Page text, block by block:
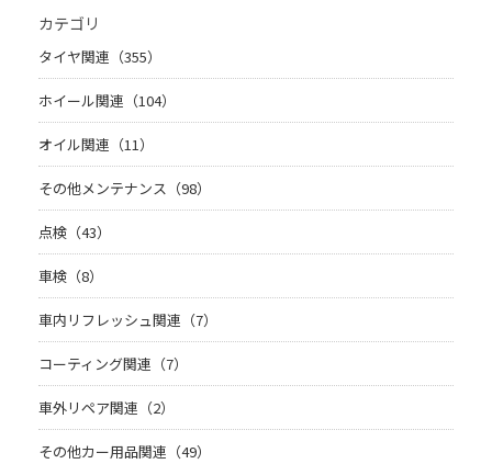
カテゴリ
タイヤ関連（355）
ホイール関連（104）
オイル関連（11）
その他メンテナンス（98）
点検（43）
車検（8）
車内リフレッシュ関連（7）
コーティング関連（7）
車外リペア関連（2）
その他カー用品関連（49）